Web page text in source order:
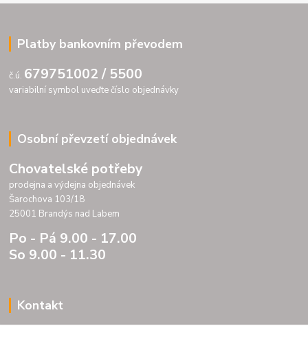
Platby bankovním převodem
č.ú. 679751002 / 5500
variabilní symbol uveďte číslo objednávky
Osobní převzetí objednávek
Chovatelské potřeby
prodejna a výdejna objednávek
Šarochova 103/18
25001 Brandýs nad Labem
Po - Pá 9.00 - 17.00
So 9.00 - 11.30
Kontakt